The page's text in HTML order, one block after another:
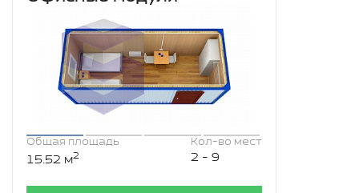
Общая площадь
15.52 м2
Кол-во мест
2 - 9